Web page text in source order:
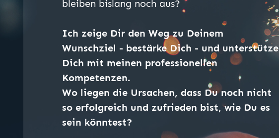
bleiben bislang noch aus?
Ich zeige Dir den Weg zu Deinem
Wunschziel - bestärke Dich - und unterstütze
Dich mit meinen professionellen
Kompetenzen.
Wo liegen die Ursachen, dass Du noch nicht
so erfolgreich und zufrieden bist, wie Du es
sein könntest?